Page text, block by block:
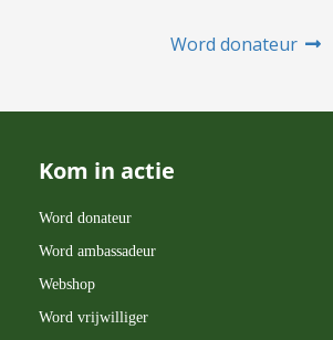
Word donateur
Kom in actie
Word donateur
Word ambassadeur
Webshop
Word vrijwilliger